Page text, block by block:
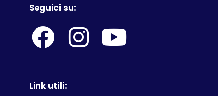
Seguici su:
Link utili: